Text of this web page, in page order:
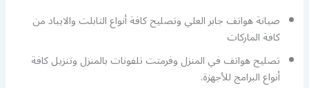
صيانة هواتف جابر العلي وتصليح كافة أنواع التابلت والايباد من
كافة الماركات
تصليح هواتف في المنزل وفرمتت تلفونات بالمنزل وتنزيل كافة
أنواع البرامج للأجهزة.